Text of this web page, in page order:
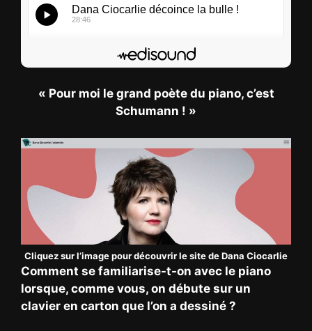
Dana Ciocarlie décoince la bulle !
28:46
Edisound Flux RSS
Facebook X
Lien de l'épisode
« Pour moi le grand poète du piano, c’est
Schumann ! »
Cliquez sur l’image pour découvrir le site de Dana Ciocarlie
Comment se familiarise-t-on avec le piano
lorsque, comme vous, on débute sur un
clavier en carton que l’on a dessiné ?